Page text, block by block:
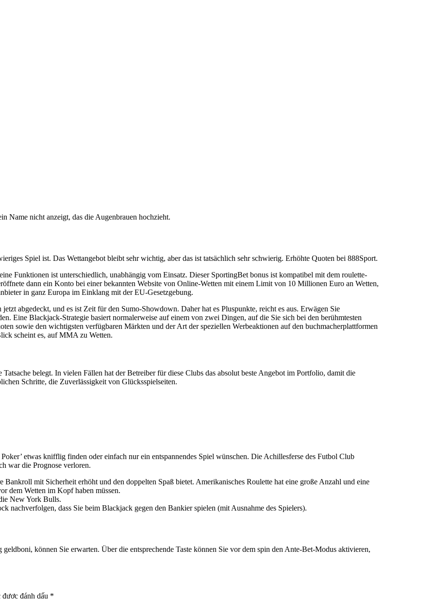
Name nicht anzeigt, das die Augenbrauen hochzieht.
Spiel ist. Das Wettangebot bleibt sehr wichtig, aber das ist tatsächlich sehr schwierig. Erhöhte Quoten bei 888Sport.
Funktionen ist unterschiedlich, unabhängig vom Einsatz. Dieser SportingBet bonus ist kompatibel mit dem roulette-
dann ein Konto bei einer bekannten Website von Online-Wetten mit einem Limit von 10 Millionen Euro an Wetten,
in ganz Europa im Einklang mit der EU-Gesetzgebung.
abgedeckt, und es ist Zeit für den Sumo-Showdown. Daher hat es Pluspunkte, reicht es aus. Erwägen Sie
Eine Blackjack-Strategie basiert normalerweise auf einem von zwei Dingen, auf die Sie sich bei den berühmtesten
sowie den wichtigsten verfügbaren Märkten und der Art der speziellen Werbeaktionen auf den buchmacherplattformen
scheint es, auf MMA zu Wetten.
belegt. In vielen Fällen hat der Betreiber für diese Clubs das absolut beste Angebot im Portfolio, damit die
Schritte, die Zuverlässigkeit von Glücksspielseiten.
etwas knifflig finden oder einfach nur ein entspannendes Spiel wünschen. Die Achillesferse des Futbol Club
war die Prognose verloren.
Bankroll mit Sicherheit erhöht und den doppelten Spaß bietet. Amerikanisches Roulette hat eine große Anzahl und eine
dem Wetten im Kopf haben müssen.
New York Bulls.
nachverfolgen, dass Sie beim Blackjack gegen den Bankier spielen (mit Ausnahme des Spielers).
können Sie erwarten. Über die entsprechende Taste können Sie vor dem spin den Ante-Bet-Modus aktivieren,
đánh dấu *